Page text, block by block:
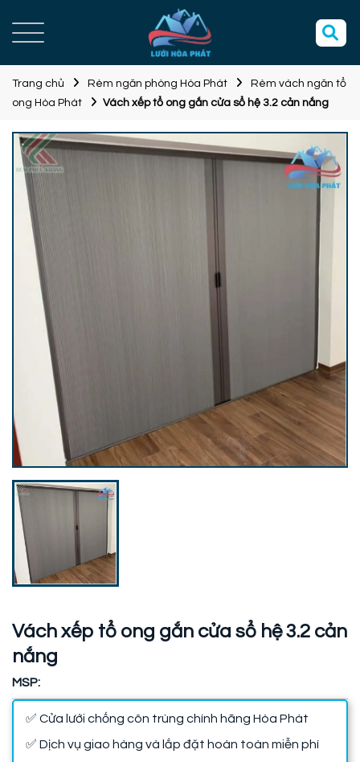
Trang chủ Rèm ngăn phòng Hòa Phát
Rèm vách ngăn tổ
ong Hòa Phát
Vách xếp tổ ong gắn cửa sổ hệ 3.2 cản nắng
Vách xếp tổ ong gắn cửa sổ hệ 3.2 cản
nắng
MSP:
✅ Cửa lưới chống côn trùng chính hãng Hòa Phát
✅ Dịch vụ giao hàng và lắp đặt hoàn toàn miễn phí